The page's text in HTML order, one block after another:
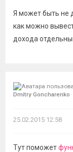
Я может быть не
как можно
дохода
Dmitry Goncharenko
25.02.2015 12:58
Тут поможет